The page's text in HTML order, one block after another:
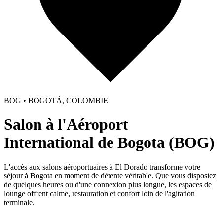
BOG • BOGOTÁ, COLOMBIE
Salon à l'Aéroport
International de Bogota (BOG)
L'accès aux salons aéroportuaires à El Dorado transforme votre
séjour à Bogota en moment de détente véritable. Que vous disposiez
de quelques heures ou d'une connexion plus longue, les espaces de
lounge offrent calme, restauration et confort loin de l'agitation
terminale.